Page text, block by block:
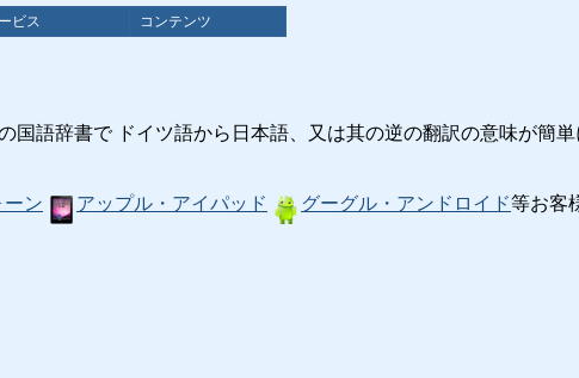
ビス コンテンツ
国語辞書で ドイツ語から日本語、又は其の逆の翻訳の意味が簡
ーン アップル・アイパッド グーグル・アンドロイド等お客